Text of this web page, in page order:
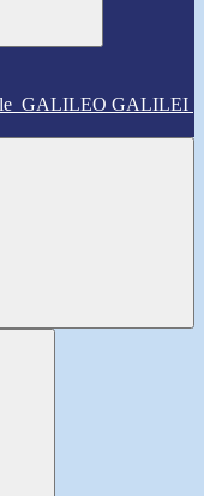
GALILEO GALILEI